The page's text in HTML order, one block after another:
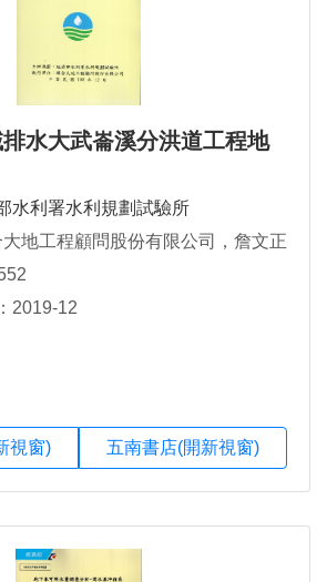
水大武崙溪分洪道工程地
水利署水利規劃試驗所
地工程顧問股份有限公司，詹文正
2019-12
視窗) 五南書店(開新視窗)